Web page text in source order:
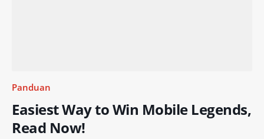
Panduan
Easiest Way to Win Mobile Legends,
Read Now!